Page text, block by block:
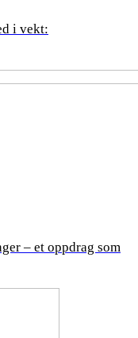
i vekt:
– et oppdrag som